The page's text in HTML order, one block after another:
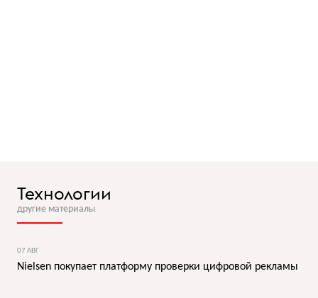
Технологии
другие материалы
07 АВГ
Nielsen покупает платформу проверки цифровой рекламы